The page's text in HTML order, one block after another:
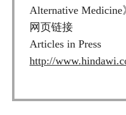
Alternative Medicine
网页链接
Articles in Press
http://